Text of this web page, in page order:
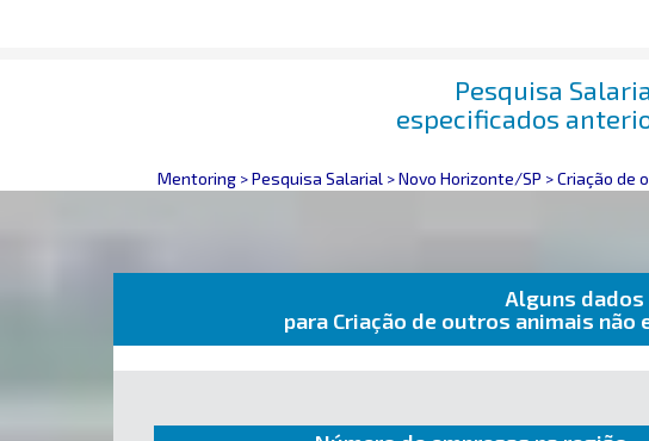
Pesquisa
especificados
Mentoring >Pesquisa Salarial >Novo Horizonte/SP >Criação de
Alguns
para Criação de outros animais